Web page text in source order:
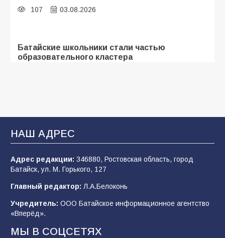
107 03.08.2026
Батайские школьники стали частью
образовательного кластера
сентябрю
106 31.07.2026
«Мобилизация или набор?» Что на самом
2026 года
101 03.08.2026
НАШ АДРЕС
Адрес редакции: 346880, Ростовская область, город
Батайск, ул. М. Горького, 127
Главный редактор: Л.А.Белоконь
Учредитель: ООО Батайское информационное агентство
«Вперёд».
МЫ В СОЦСЕТЯХ